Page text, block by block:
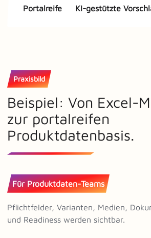
Portalreife KI-gestützte
Praxisbild
Beispiel: Von Excel-
zur portalreifen
Produktdatenbasis.
Für Produktdaten-Teams
Pflichtfelder, Varianten, Medien,
und Readiness werden sichtbar.